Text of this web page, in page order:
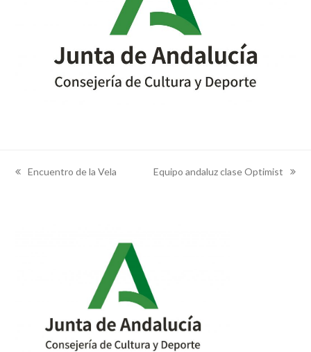
previous
Encuentro de la Vela
next
Equipo andaluz clase Optimist